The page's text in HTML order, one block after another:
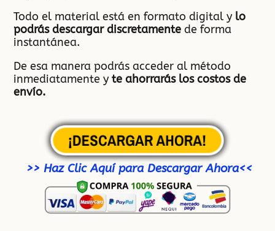
Todo el material está en formato digital y lo
podrás descargar discretamente de forma
instantánea.
De esa manera podrás acceder al método
inmediatamente yte ahorrarás los costos de
envío.
¡DESCARGAR AHORA!
>> Haz Clic Aquí para Descargar Ahora<<